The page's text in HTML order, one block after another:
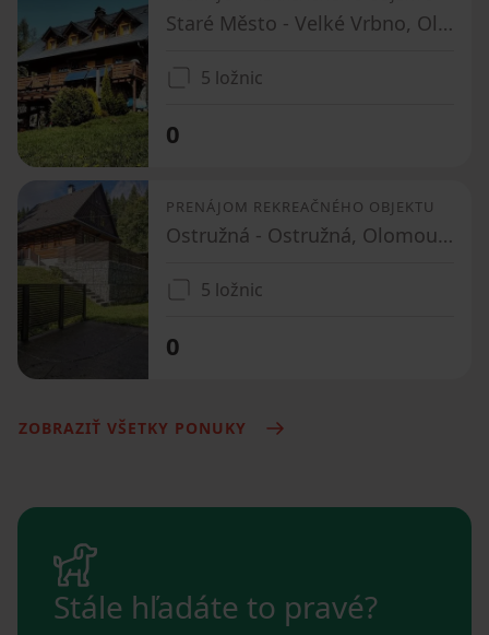
Staré Město - Velké Vrbno, Olomoucký kraj
5 ložnic
0
PRENÁJOM REKREAČNÉHO OBJEKTU
Ostružná - Ostružná, Olomoucký kraj
5 ložnic
0
ZOBRAZIŤ VŠETKY PONUKY
Stále hľadáte to pravé?